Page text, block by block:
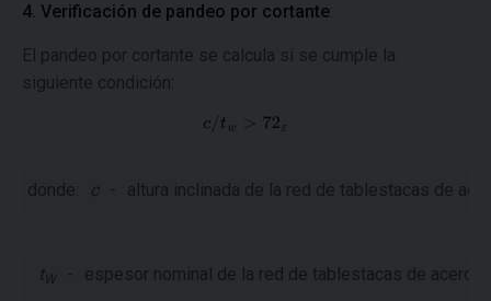
4. Verificación de pandeo por cortante
El pandeo por cortante se calcula si se cumple la
siguiente condición:
donde: c - altura inclinada de la red de tablestacas de
t W - espesor nominal de la red de tablestacas de acero